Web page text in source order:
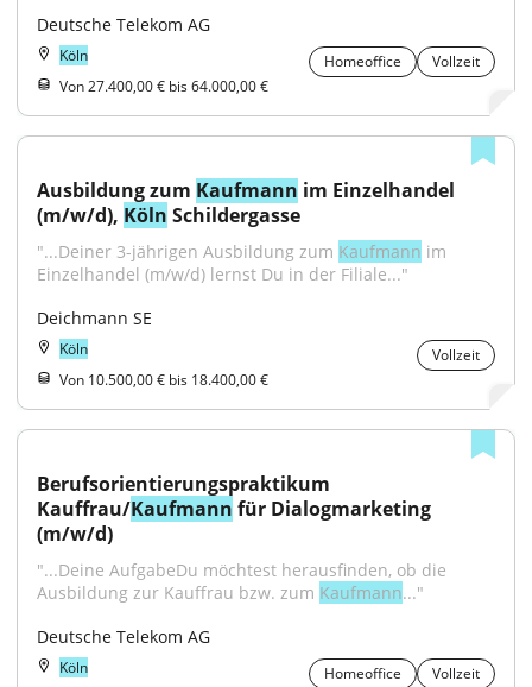
Deutsche Telekom AG
Köln Homeoffice
Vollzeit
Von 27.400,00 € bis 64.000,00 €
Ausbildung zum Kaufmann im Einzelhandel
(m/w/d), Köln Schildergasse
"...Deiner 3-jährigen Ausbildung zum Kaufmann im
Einzelhandel (m/w/d) lernst Du in der Filiale..."
Deichmann SE
Köln
Vollzeit
Von 10.500,00 € bis 18.400,00 €
Berufsorientierungspraktikum
Kauffrau/Kaufmann für Dialogmarketing
(m/w/d)
"...Deine AufgabeDu möchtest herausfinden, ob die
Ausbildung zur Kauffrau bzw. zum Kaufmann..."
Deutsche Telekom AG
Köln Homeoffice
Vollzeit